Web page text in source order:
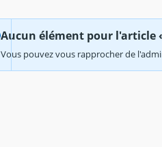
Aucun élément pour l'article
Vous pouvez vous rapprocher de